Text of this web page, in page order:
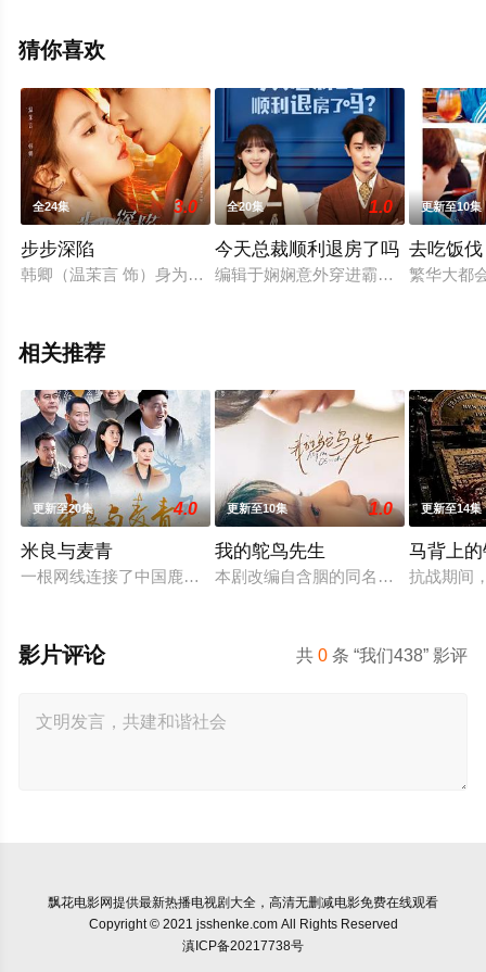
豆瓣电视剧、电视猫或剧情网等平台了解。
猜你喜欢
全24集 3.0
步步深陷
韩卿（温茉言 饰）身为情感劝退师，受顾客委托调查其丈夫出
全20集 1.0
今天总裁顺利退房了吗
编辑于娴娴意外穿进霸总宇宙中心-
更新至10集
去吃饭伐
繁华大都
相关推荐
更新至20集 4.0
米良与麦青
一根网线连接了中国鹿鸣村和英国牛津，麦香通过视频向米良
更新至10集 1.0
我的鸵鸟先生
本剧改编自含胭的同名小说，讲述了
更新至14集
马背上
抗战期间
共0 条 “我们438” 影评
影片评论
飘花电影网提供最新热播电视剧大全，高清无删减电影免费在线观看
Copyright © 2021 jsshenke.com All Rights Reserved
滇ICP备20217738号